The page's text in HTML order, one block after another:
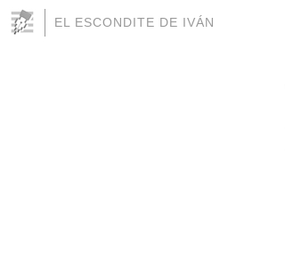
EL ESCONDITE DE IVÁN